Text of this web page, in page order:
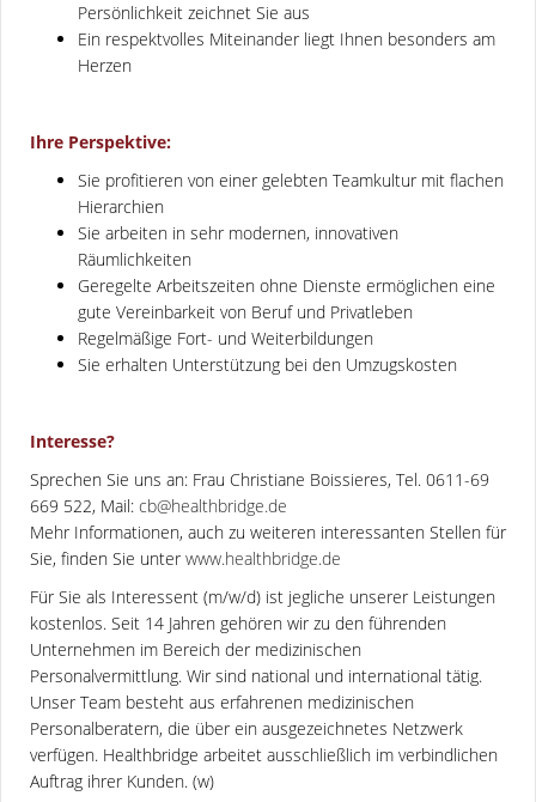
Persönlichkeit zeichnet Sie aus
Ein respektvolles Miteinander liegt Ihnen besonders am
Herzen
Ihre Perspektive:
Sie profitieren von einer gelebten Teamkultur mit flachen
Hierarchien
Sie arbeiten in sehr modernen, innovativen
Räumlichkeiten
Geregelte Arbeitszeiten ohne Dienste ermöglichen eine
gute Vereinbarkeit von Beruf und Privatleben
Regelmäßige Fort- und Weiterbildungen
Sie erhalten Unterstützung bei den Umzugskosten
Interesse?
Sprechen Sie uns an: Frau Christiane Boissieres, Tel. 0611-69
669 522, Mail: cb@healthbridge.de
Mehr Informationen, auch zu weiteren interessanten Stellen für
Sie, finden Sie unter www.healthbridge.de
Für Sie als Interessent (m/w/d) ist jegliche unserer Leistungen
kostenlos. Seit 14 Jahren gehören wir zu den führenden
Unternehmen im Bereich der medizinischen
Personalvermittlung. Wir sind national und international tätig.
Unser Team besteht aus erfahrenen medizinischen
Personalberatern, die über ein ausgezeichnetes Netzwerk
verfügen. Healthbridge arbeitet ausschließlich im verbindlichen
Auftrag ihrer Kunden. (w)